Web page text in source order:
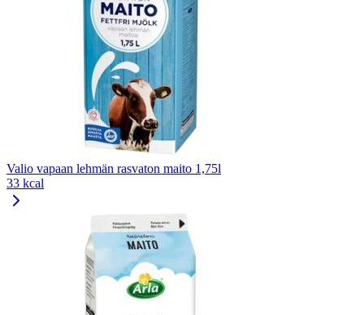
Valio vapaan lehmän rasvaton maito 1,75l
33 kcal